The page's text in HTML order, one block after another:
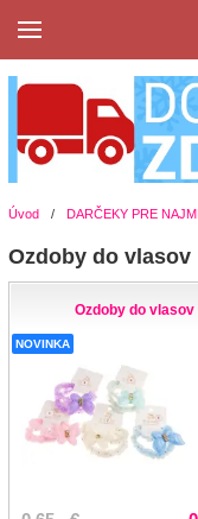
Úvod / DARČEKY PRE
Ozdoby do vlasov
Ozdoby do vlasov
NOVINKA